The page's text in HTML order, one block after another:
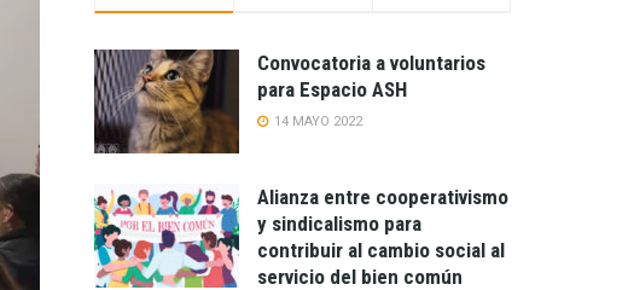
Convocatoria a voluntarios
para Espacio ASH
14 MAYO 2022
Alianza entre cooperativismo
y sindicalismo para
contribuir al cambio social al
servicio del bien común